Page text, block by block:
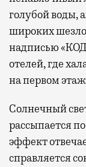
голубой воды,
широких
надписью
отелей, где
на первом
Солнечный
рассыпается
эффект
справляется